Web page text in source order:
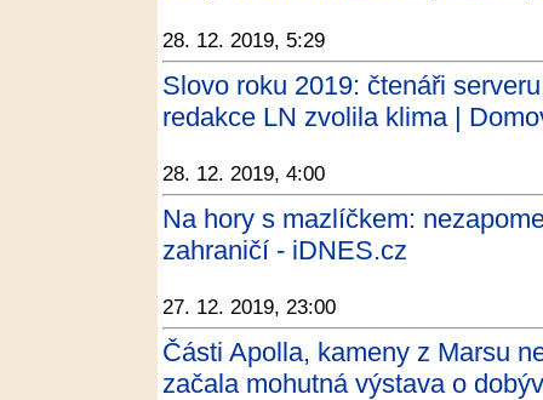
28. 12. 2019, 5:29
Slovo roku 2019: čtenáři
redakce LN zvolila klima |
28. 12. 2019, 4:00
Na hory s mazlíčkem:
zahraničí - iDNES.cz
27. 12. 2019, 23:00
Části Apolla, kameny z Marsu
začala mohutná výstava o